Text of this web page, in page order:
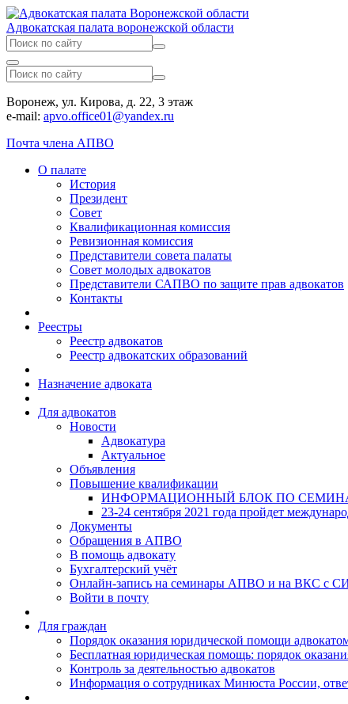
Адвокатская палата воронежской области
Воронеж, ул. Кирова, д. 22, 3 этаж
e-mail: apvo.office01@yandex.ru
Почта члена АПВО
О палате
История
Президент
Совет
Квалификационная комиссия
Ревизионная комиссия
Представители совета палаты
Совет молодых адвокатов
Представители САПВО по защите прав адвокатов
Контакты
Реестры
Реестр адвокатов
Реестр адвокатских образований
Назначение адвоката
Для адвокатов
Новости
Адвокатура
Актуальное
Объявления
Повышение квалификации
ИНФОРМАЦИОННЫЙ БЛОК ПО
23-24 сентября 2021 года пройдет
Документы
Обращения в АПВО
В помощь адвокату
Бухгалтерский учёт
Онлайн-запись на семинары АПВО и на ВКС с
Войти в почту
Для граждан
Порядок оказания юридической помощи
Бесплатная юридическая помощь: порядок
Контроль за деятельностью адвокатов
Информация о сотрудниках Минюста России,